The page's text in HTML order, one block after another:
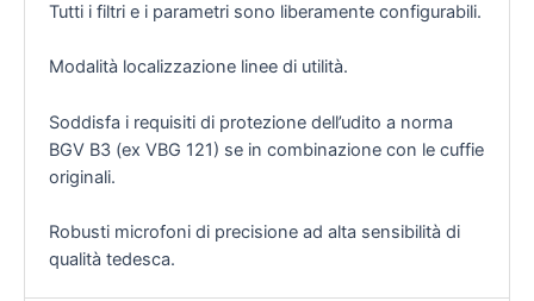
Tutti i filtri e i parametri sono liberamente configurabili.
Modalità localizzazione linee di utilità.
Soddisfa i requisiti di protezione dell’udito a norma
BGV B3 (ex VBG 121) se in combinazione con le cuffie
originali.
Robusti microfoni di precisione ad alta sensibilità di
qualità tedesca.